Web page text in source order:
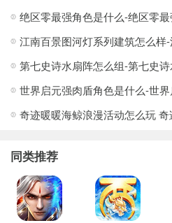
绝区零最强角色是什么-绝区零
第七史诗水扇阵怎么组-第七史
世界启元强肉盾角色是什么-世
同类推荐